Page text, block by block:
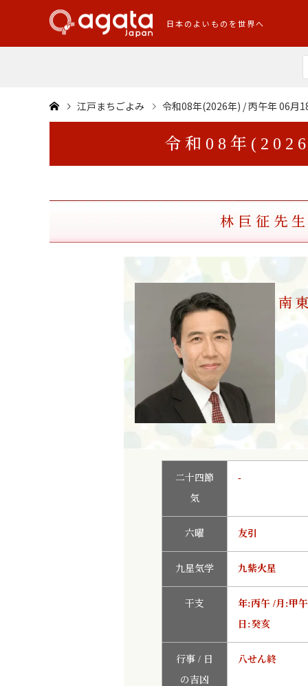
日本のよいものを世界へ
江戸まちごよみ 令和08年(2026年) / 丙午年 06月
令和08年
林巨征先
南
二十四節
気
-
六曜 友引
九星気学 九紫火星
干支
年:丙午 /月:甲
日:癸亥
行事 / 日
の吉凶
八せん終